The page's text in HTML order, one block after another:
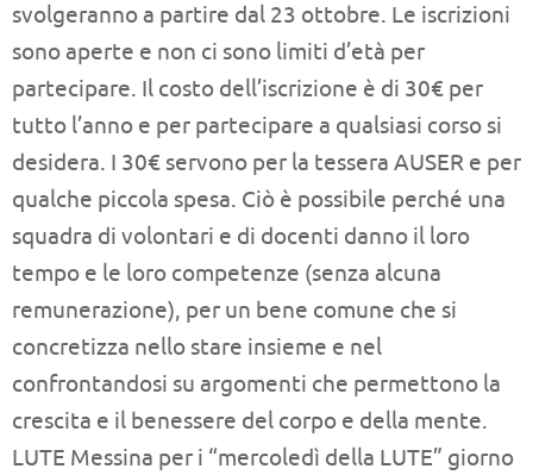
svolgeranno a partire dal 23 ottobre. Le iscrizioni
sono aperte e non ci sono limiti d’età per
partecipare. Il costo dell’iscrizione è di 30€ per
tutto l’anno e per partecipare a qualsiasi corso si
desidera. I 30€ servono per la tessera AUSER e per
qualche piccola spesa. Ciò è possibile perché una
squadra di volontari e di docenti danno il loro
tempo e le loro competenze (senza alcuna
remunerazione), per un bene comune che si
concretizza nello stare insieme e nel
confrontandosi su argomenti che permettono la
crescita e il benessere del corpo e della mente.
LUTE Messina per i “mercoledì della LUTE” giorno